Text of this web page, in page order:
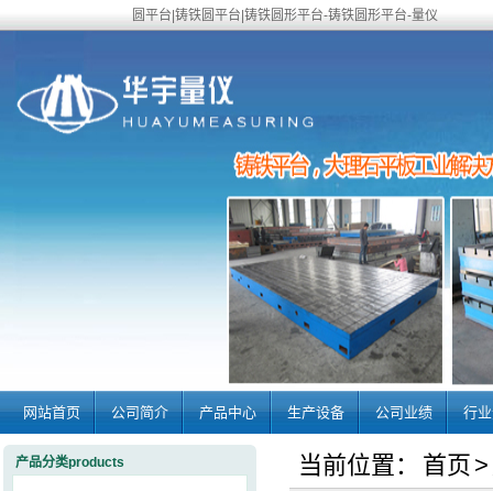
圆平台|铸铁圆平台|铸铁圆形平台-铸铁圆形平台-量仪
网站首页 公司简介 产品中心 生产设备 公司业绩 行
当前位置： 首页 >
产品分类products